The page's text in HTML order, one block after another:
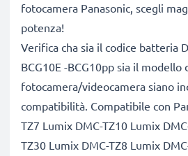
fotocamera Panasonic, scegli
potenza!
Verifica cha sia il codice batteria
BCG10E -BCG10pp sia il modello
fotocamera/videocamera siano
compatibilità. Compatibile con
TZ7 Lumix DMC-TZ10 Lumix
TZ30 Lumix DMC-TZ8 Lumix